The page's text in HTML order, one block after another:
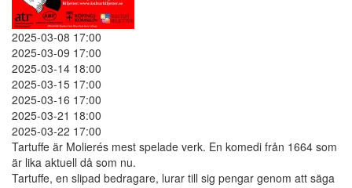
2025-03-08 17:00
2025-03-09 17:00
2025-03-14 18:00
2025-03-15 17:00
2025-03-16 17:00
2025-03-21 18:00
2025-03-22 17:00
Tartuffe är Molierés mest spelade verk. En komedi från 1664 som
är lika aktuell då som nu.
Tartuffe, en slipad bedragare, lurar till sig pengar genom att säga